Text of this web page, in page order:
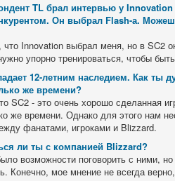
TL брал интервью у
Он выбрал Flash-а.
Innovation выбрал меня, но в SC2
упорно тренироваться, чтобы
12-летним наследием. Как ты
же времени?
SC2 - это очень хорошо сделанная
же времени. Однако для этого нам
фанатами, игроками и Blizzard.
ли ты с компанией Blizzard?
возможности поговорить с ними,
Конечно, мое мнение не всегда